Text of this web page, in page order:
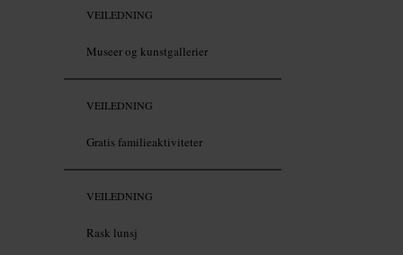
VEILEDNING
Museer og kunstgallerier
VEILEDNING
Gratis familieaktiviteter
VEILEDNING
Rask lunsj